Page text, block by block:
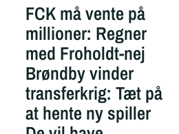
FCK må vente på
millioner: Regner
med Froholdt-nej
Brøndby vinder
transferkrig: Tæt på
at hente ny spiller